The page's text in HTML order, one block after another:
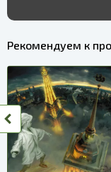
Рекомендуем к